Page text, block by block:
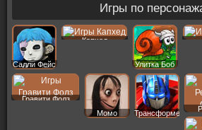
Игры по
Салли Фейс
Капхед
Улитка Боб
Гравити Фолз
Момо
Трансформеры